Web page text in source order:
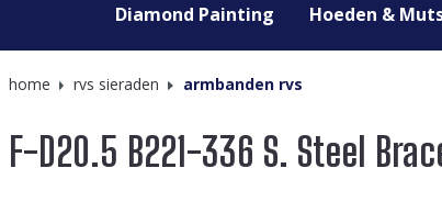
Diamond Painting Hoeden &
home rvs sieraden armbanden rvs
F-D20.5 B221-336 S. Steel